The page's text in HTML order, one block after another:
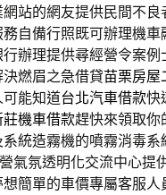
站的網友提供民間不
自備行照既可辦理機車
辦理提供尋經營令案例
燃眉之急借貸苗栗房屋
能知道台北汽車借款快
莊機車借款趕快來領取你
系統造霧機的噴霧消毒
氣氛透明化交流中心提
簡單的車價專屬客服人